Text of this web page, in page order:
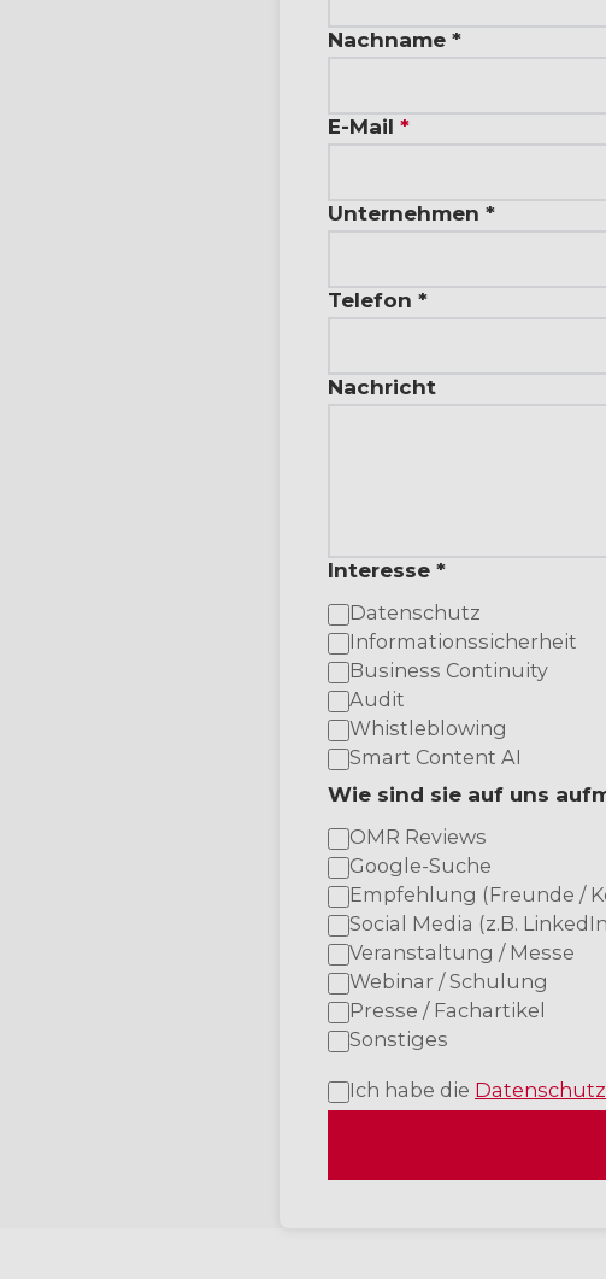
Nachname *
E-Mail *
Unternehmen *
Telefon *
Nachricht
Interesse *
Datenschutz
Informationssicherheit
Business Continuity
Audit
Whistleblowing
Smart Content AI
Wie sind sie auf uns
OMR Reviews
Google-Suche
Empfehlung (Freunde /
Social Media (z.B.
Veranstaltung / Messe
Webinar / Schulung
Presse / Fachartikel
Sonstiges
Ich habe die